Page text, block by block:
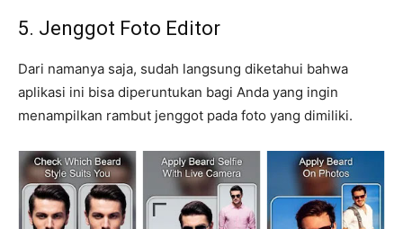
5. Jenggot Foto Editor
Dari namanya saja, sudah langsung diketahui bahwa
aplikasi ini bisa diperuntukan bagi Anda yang ingin
menampilkan rambut jenggot pada foto yang dimiliki.